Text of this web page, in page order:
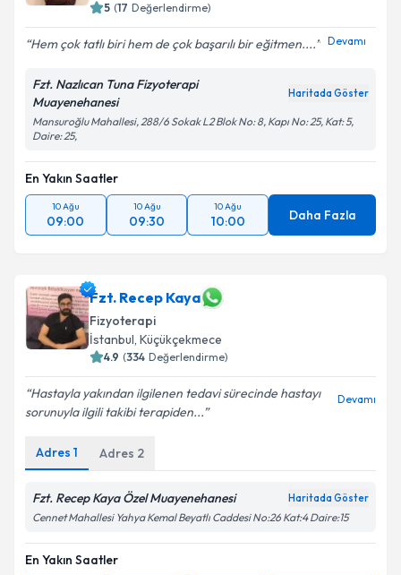
5 (17 Değerlendirme)
Hem çok tatlı biri hem de çok başarılı bir eğitmen.... Devamı
Fzt. Nazlıcan Tuna Fizyoterapi
Muayenehanesi
Haritada Göster
Mansuroğlu Mahallesi, 288/6 Sokak L2 Blok No: 8, Kapı No: 25, Kat: 5,
Daire: 25,
En Yakın Saatler
10 Ağu
09:00
10 Ağu
09:30
10 Ağu
10:00 Daha Fazla
Fzt. Recep Kaya
Fizyoterapi
İstanbul, Küçükçekmece
4.9 (334 Değerlendirme)
Hastayla yakından ilgilenen tedavi sürecinde hastayı
sorunuyla ilgili takibi terapiden...
Devamı
Adres 1 Adres 2
Fzt. Recep Kaya Özel Muayenehanesi Haritada Göster
Cennet Mahallesi Yahya Kemal Beyatlı Caddesi No:26 Kat:4 Daire:15
En Yakın Saatler